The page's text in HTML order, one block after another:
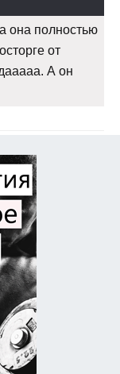
она полностью
от
А он